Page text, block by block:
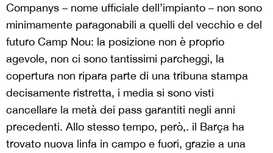
Companys – nome ufficiale dell’impianto – non sono
minimamente paragonabili a quelli del vecchio e del
futuro Camp Nou: la posizione non è proprio
agevole, non ci sono tantissimi parcheggi, la
copertura non ripara parte di una tribuna stampa
decisamente ristretta, i media si sono visti
cancellare la metà dei pass garantiti negli anni
precedenti. Allo stesso tempo, però,. il Barça ha
trovato nuova linfa in campo e fuori, grazie a una